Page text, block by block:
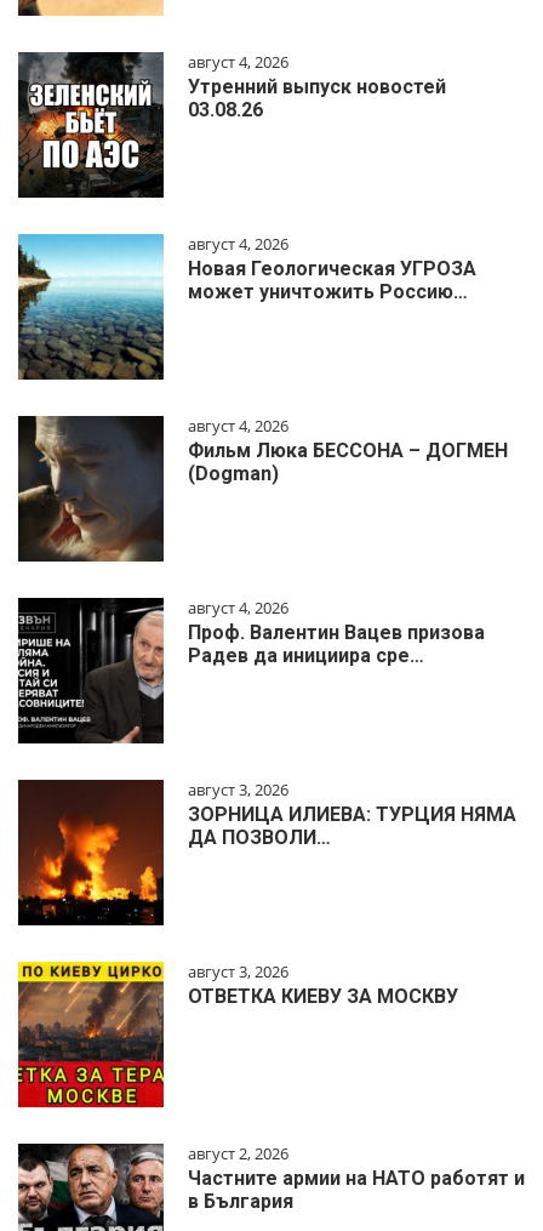
август 4, 2026
Утренний выпуск новостей
03.08.26
август 4, 2026
Новая Геологическая УГРОЗА
может уничтожить Россию…
август 4, 2026
Фильм Люка БЕССОНА – ДОГМЕН
(Dogman)
август 4, 2026
Проф. Валентин Вацев призова
Радев да инициира сре…
август 3, 2026
ЗОРНИЦА ИЛИЕВА: ТУРЦИЯ НЯМА
ДА ПОЗВОЛИ…
август 3, 2026
ОТВЕТКА КИЕВУ ЗА МОСКВУ
август 2, 2026
Частните армии на НАТО работят и
в България